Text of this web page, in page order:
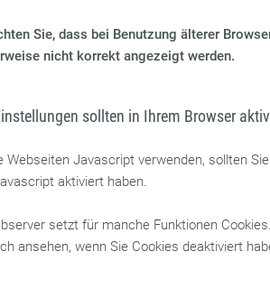
Sie, dass bei Benutzung älterer
nicht korrekt angezeigt werden.
sollten in Ihrem Browser
Webseiten Javascript verwenden, sollten
aktiviert haben.
setzt für manche Funktionen
ansehen, wenn Sie Cookies deaktiviert